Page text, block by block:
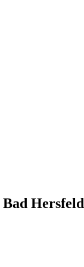
Hersfeld